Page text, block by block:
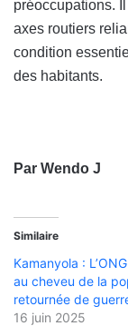
préoccupations.
axes routiers
condition
des habitants.
Par Wendo J
Similaire
Kamanyola :
au cheveu de la
retournée de
16 juin 2025